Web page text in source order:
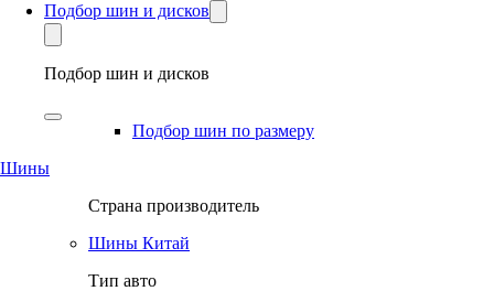
Подбор шин и дисков
Подбор шин и дисков
Подбор шин по размеру
Шины
Страна производитель
Шины Китай
Тип авто